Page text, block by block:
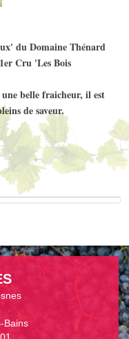
du Domaine Thénard
Cru 'Les Bois
belle fraicheur, il est
de saveur.
Bains